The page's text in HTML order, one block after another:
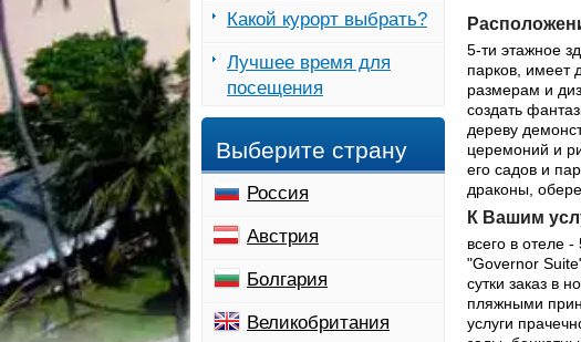
5-ти этажное
парков, имеет
размерам и
создать
дереву
церемоний и
его садов и
драконы,
К Вашим
всего в отеле
"Governor
сутки заказ в
пляжными
услуги
Какой курорт выбрать?
Лучшее время для
посещения
Выберите страну
Россия
Австрия
Болгария
Великобритания